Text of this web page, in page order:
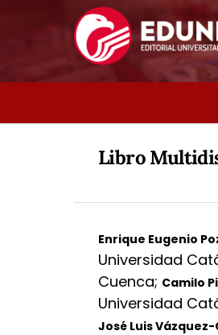
Libro
Enrique Eugenio
Universidad
Cuenca; Camilo
Universidad
José Luis